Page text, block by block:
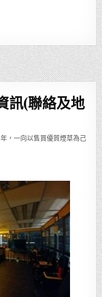
訊(聯絡及地
，一向以售買優質煙草為己